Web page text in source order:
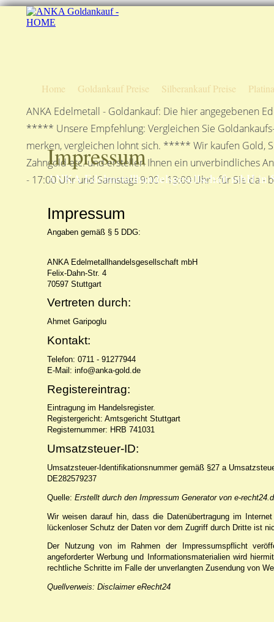
Home Goldankauf Preise Silberankauf Preise
ANKA Edelmetall - Goldankauf: Die hier angegebenen
***** Unsere Empfehlung: Vergleichen Sie
merken, vergleichen lohnt sich. ***** Wir kaufen Gold,
Zahngold etc. und erstellen Ihnen ein unverbindliches
- 17:00 Uhr und Samstags 9:00 - 13:00 Uhr - für Sie
Impressum
ANKA Edelmetallhandelsgesellschaft mbH in
Impressum
Angaben gemäß § 5 DDG:
ANKA Edelmetallhandelsgesellschaft mbH
Felix-Dahn-Str. 4
70597 Stuttgart
Vertreten durch:
Ahmet Garipoglu
Kontakt:
Telefon: 0711 - 91277944
E-Mail: info@anka-gold.de
Registereintrag:
Eintragung im Handelsregister.
Registergericht: Amtsgericht Stuttgart
Registernummer: HRB 741031
Umsatzsteuer-ID:
Umsatzsteuer-Identifikationsnummer gemäß §27 a
DE282579237
Quelle: Erstellt durch den Impressum Generator von e-
Wir weisen darauf hin, dass die Datenübertragung im
lückenloser Schutz der Daten vor dem Zugriff durch Dritte ist
Der Nutzung von im Rahmen der Impressumspflicht
angeforderter Werbung und Informationsmaterialien wird
rechtliche Schritte im Falle der unverlangten Zusendung von
Quellverweis: Disclaimer eRecht24